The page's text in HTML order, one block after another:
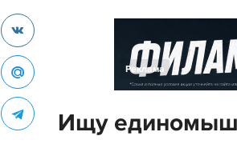
Реклама
Ищу